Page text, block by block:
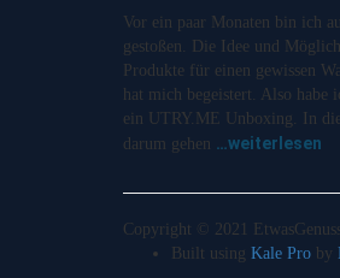
Vor ein paar Monaten bin ich
gestoßen. Die Idee und
Produkte für einen gewissen
hat mich begeistert. Also
ein UTRY.ME Unboxing. In
darum gehen …weiterlesen
Copyright © 2021
Built using Kale Pro by